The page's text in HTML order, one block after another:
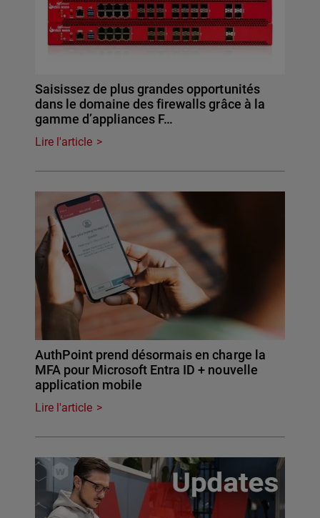
Saisissez de plus grandes opportunités
dans le domaine des firewalls grâce à la
gamme d’appliances F…
Lire l'article
AuthPoint prend désormais en charge la
MFA pour Microsoft Entra ID + nouvelle
application mobile
Lire l'article